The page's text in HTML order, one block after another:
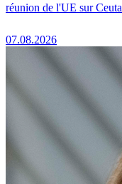
réunion de l'UE sur Ceuta
07.08.2026